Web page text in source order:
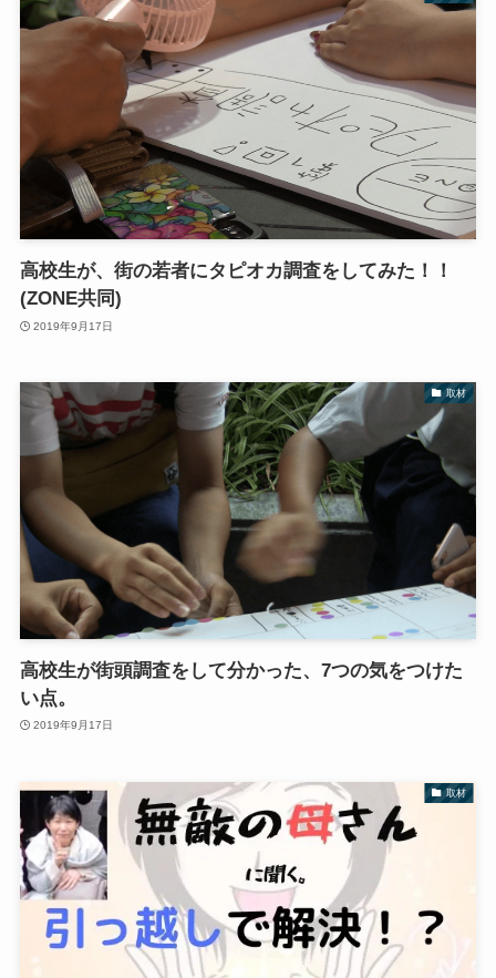
高校生が、街の若者にタピオカ調査をしてみた！！
(ZONE共同)
2019年9月17日
取材
高校生が街頭調査をして分かった、7つの気をつけた
い点。
2019年9月17日
取材